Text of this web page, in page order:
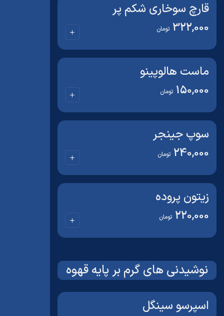
قارچ سوخاری شکم پر
322,000 تومان
ماست هالوپینو
150,000 تومان
سوپ جینجر
240,000 تومان
زیتون پروده
220,000 تومان
نوشیدنی های گرم بر پایه قهوه
اسپرسو سینگل